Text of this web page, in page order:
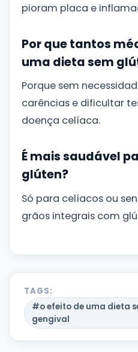
pioram placa e
Por que tantos
uma dieta sem
Porque sem
carências e dificultar
doença celíaca.
É mais saudável
glúten?
Só para celíacos ou
grãos integrais com
TAGS:
#o efeito de uma dieta
gengival